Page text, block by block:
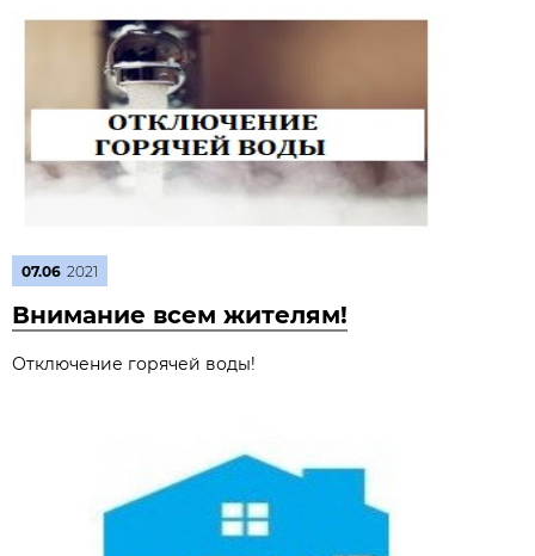
07.06 2021
Внимание всем жителям!
Отключение горячей воды!